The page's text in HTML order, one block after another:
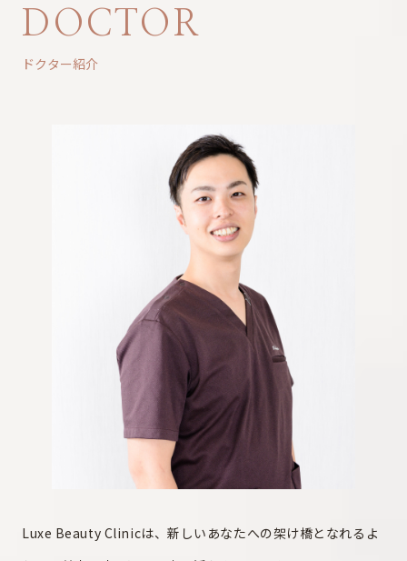
DOCTOR
ドクター紹介
Luxe Beauty Clinicは、新しいあなたへの架け橋となれるよ